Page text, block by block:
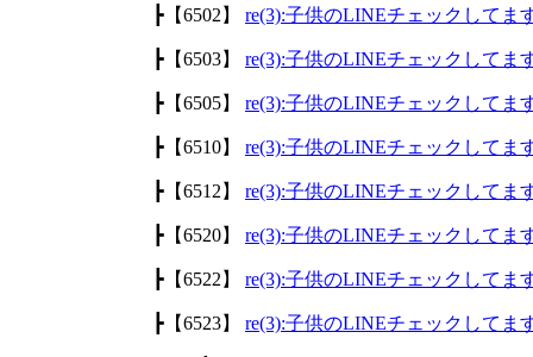
┣【6502】 re(3):子供のLINEチェックしてま
┣【6503】 re(3):子供のLINEチェックしてま
┣【6505】 re(3):子供のLINEチェックしてま
┣【6510】 re(3):子供のLINEチェックしてま
┣【6512】 re(3):子供のLINEチェックしてま
┣【6520】 re(3):子供のLINEチェックしてま
┣【6522】 re(3):子供のLINEチェックしてま
┣【6523】 re(3):子供のLINEチェックしてま